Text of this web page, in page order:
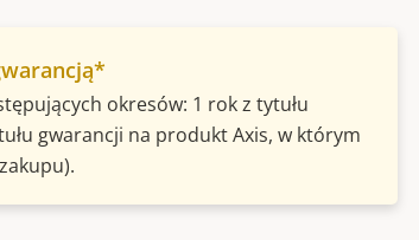
okresów: 1 rok z tytułu
gwarancji na produkt Axis, w którym